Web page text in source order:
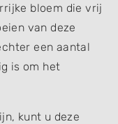
bloem die vrij
van deze
een aantal
is om het
kunt u deze